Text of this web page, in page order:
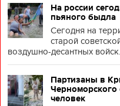
На россии
пьяного быдла
Сегодня на
старой
воздушно-десантных
Партизаны в
Черноморского
человек